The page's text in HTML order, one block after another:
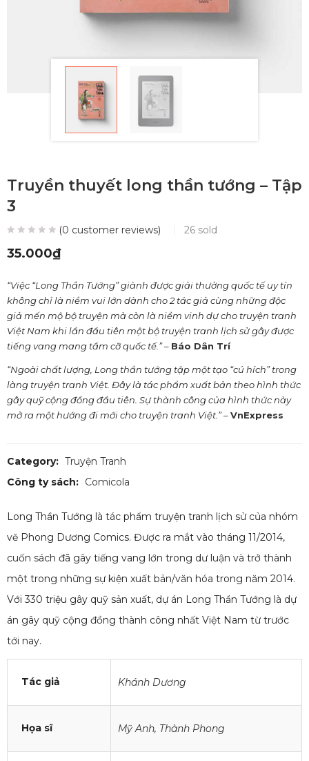
Truyền thuyết long thần tướng – Tập
3
(0 customer reviews) 26 sold
35.000₫
“Việc “Long Thần Tướng” giành được giải thưởng quốc tế uy tín
không chỉ là niềm vui lớn dành cho 2 tác giả cùng những độc
giả mến mộ bộ truyện mà còn là niềm vinh dự cho truyện tranh
Việt Nam khi lần đầu tiên một bộ truyện tranh lịch sử gây được
tiếng vang mang tầm cỡ quốc tế.”– Báo Dân Trí
“Ngoài chất lượng, Long thần tướng tập một tạo “cú hích” trong
làng truyện tranh Việt. Đây là tác phẩm xuất bản theo hình thức
gây quỹ cộng đồng đầu tiên. Sự thành công của hình thức này
mở ra một hướng đi mới cho truyện tranh Việt.”–VnExpress
Category: Truyện Tranh
Công ty sách: Comicola
Long Thần Tướng là tác phẩm truyện tranh lịch sử của nhóm
vẽ Phong Dương Comics. Được ra mắt vào tháng 11/2014,
cuốn sách đã gây tiếng vang lớn trong dư luận và trở thành
một trong những sự kiện xuất bản/văn hóa trong năm 2014.
Với 330 triệu gây quỹ sản xuất, dự án Long Thần Tướng là dự
án gây quỹ cộng đồng thành công nhất Việt Nam từ trước
tới nay.
Tác giả Khánh Dương
Họa sĩ Mỹ Anh, Thành Phong